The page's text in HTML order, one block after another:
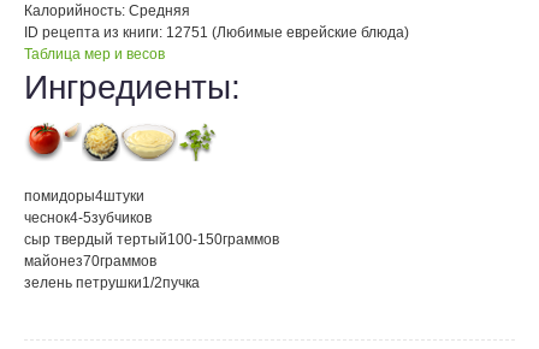
Калорийность: Средняя
ID рецепта из книги: 12751 (Любимые еврейские блюда)
Таблица мер и весов
Ингредиенты:
помидоры4штуки
чеснок4-5зубчиков
сыр твердый тертый100-150граммов
майонез70граммов
зелень петрушки1/2пучка